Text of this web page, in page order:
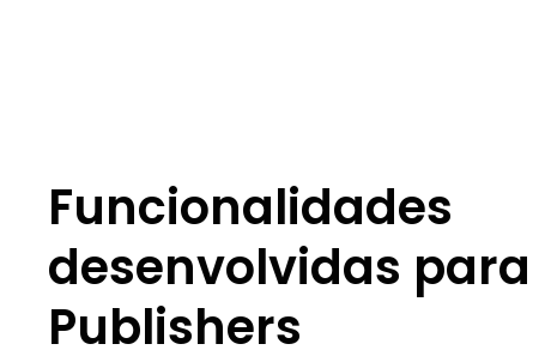
Funcionalidades
desenvolvidas para
Publishers